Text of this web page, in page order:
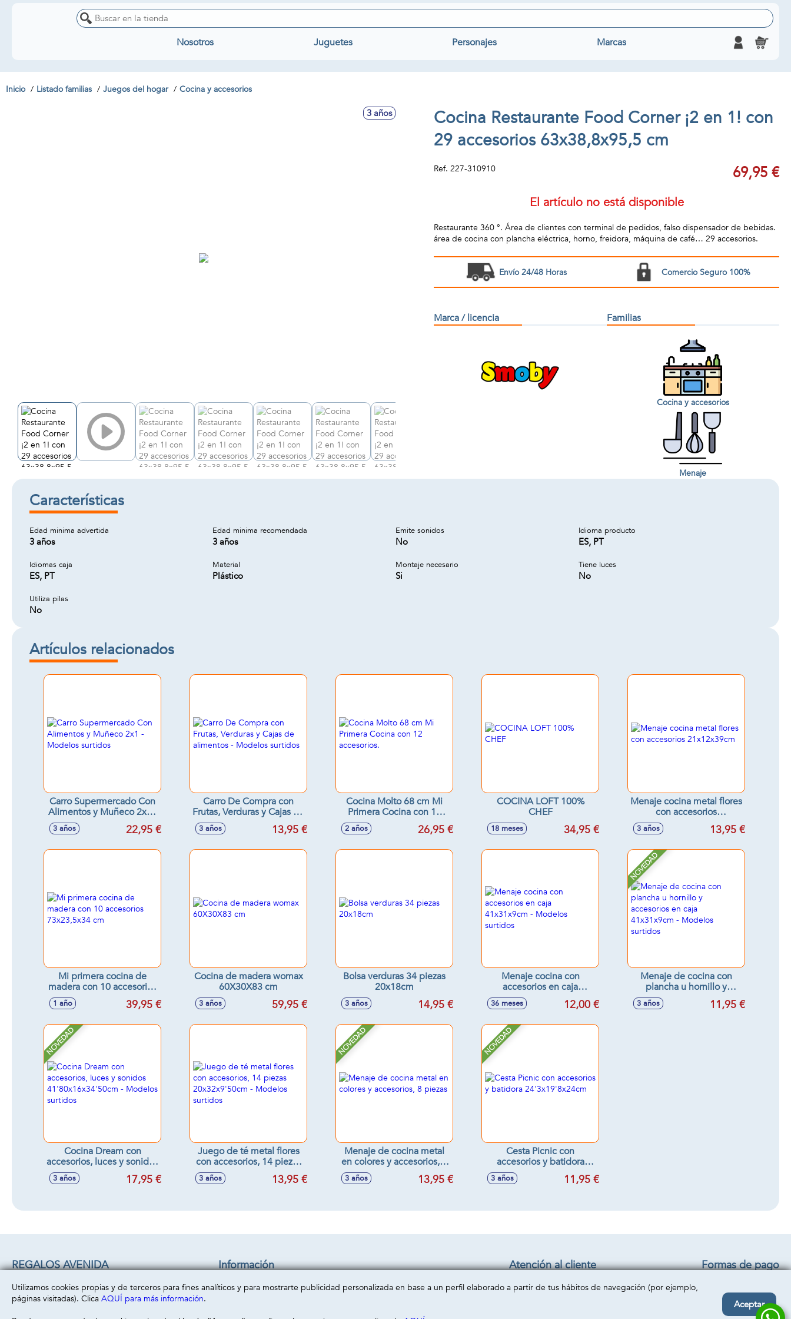
Nosotros Juguetes Personajes Marcas
Inicio Listado familias Juegos del hogar Cocina y accesorios
3 años
Cocina Restaurante Food Corner ¡2 en 1! con
29 accesorios 63x38,8x95,5 cm
Ref. 227-310910 69,95 €
El artículo no está disponible
Restaurante 360 °. Área de clientes con terminal de pedidos, falso dispensador de bebidas.
área de cocina con plancha eléctrica, horno, freidora, máquina de café… 29 accesorios.
Envío 24/48 Horas Comercio Seguro 100%
Marca / licencia Familias
Cocina y accesorios
Menaje
Características
Edad minima advertida
3 años
Edad minima recomendada
3 años
Emite sonidos
No
Idioma producto
ES, PT
Idiomas caja
ES, PT
Material
Plástico
Montaje necesario
Si
Tiene luces
No
Utiliza pilas
No
Artículos relacionados
Carro Supermercado Con
Alimentos y Muñeco 2x1 -
Modelos surtidos
3 años 22,95 €
Carro De Compra con
Frutas, Verduras y Cajas de
alimentos - Modelos
3 años 13,95 €
Cocina Molto 68 cm Mi
Primera Cocina con 12
2 años 26,95 €
COCINA LOFT 100%
CHEF
18 meses 34,95 €
Menaje cocina metal flores
con accesorios
21x12x39cm
3 años 13,95 €
Mi primera cocina de
madera con 10 accesorios
73x23,5x34 cm
1 año 39,95 €
Cocina de madera womax
60X30X83 cm
3 años 59,95 €
Bolsa verduras 34 piezas
20x18cm
3 años 14,95 €
Menaje cocina con
accesorios en caja
41x31x9cm - Modelos
surtidos
36 meses 12,00 €
NOVEDAD
Menaje de cocina con
plancha u hornillo y
accesorios en caja
41x31x9cm - Modelos
3 años 11,95 €
NOVEDAD
Cocina Dream con
accesorios, luces y sonidos
41'80x16x34'50cm -
Modelos surtidos
3 años 17,95 €
Juego de té metal flores
con accesorios, 14 piezas
20x32x9'50cm - Modelos
3 años 13,95 €
NOVEDAD
Menaje de cocina metal
en colores y accesorios, 8
3 años 13,95 €
NOVEDAD
Cesta Picnic con
accesorios y batidora
24'3x19'8x24cm
3 años 11,95 €
REGALOS AVENIDA
45860 -Villacañas( Toledo )
669493499
Información
Política de privacidad
Atención al cliente
Envío y devolución
Formas de pago
Utilizamos cookies propias y de terceros para fines analíticos y para mostrarte publicidad personalizada en base a un perfil elaborado a partir de tus hábitos de navegación (por ejemplo,
páginas visitadas). Clica AQUÍ para más información.
Aceptar